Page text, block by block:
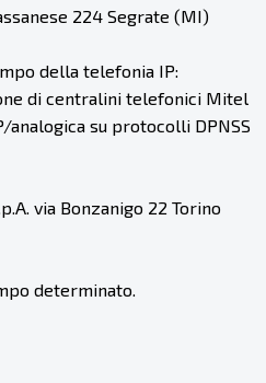
224 Segrate (MI)
della telefonia IP:
di centralini telefonici Mitel
analogica su protocolli DPNSS
via Bonzanigo 22 Torino
determinato.